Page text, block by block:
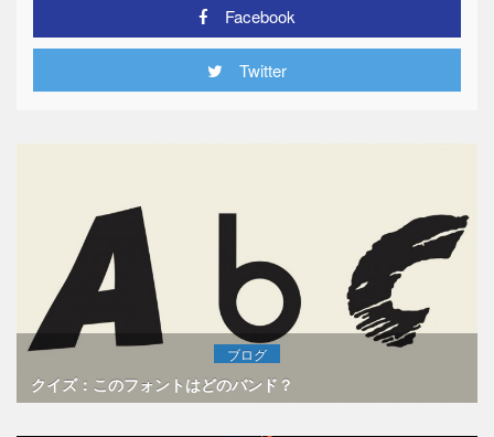
Facebook
Twitter
ブログ
クイズ：このフォントはどのバンド？